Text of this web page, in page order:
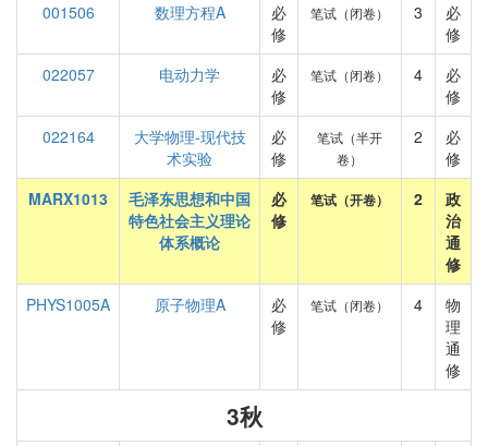
001506
数理方程A
必
修
笔试（闭卷） 3
必
修
022057
电动力学
必
修
笔试（闭卷） 4
必
修
022164
大学物理-现代技
术实验
必
修
笔试（半开
卷）
2
必
修
MARX1013
毛泽东思想和中国
特色社会主义理论
体系概论
必
修
笔试（开卷） 2
政
治
通
修
PHYS1005A
原子物理A
必
修
笔试（闭卷） 4
物
理
通
修
3秋